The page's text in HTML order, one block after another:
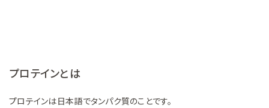
プロテインとは
プロテインは日本語でタンパク質のことです。